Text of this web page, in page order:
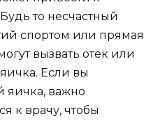
то несчастный
спортом или прямая
вызвать отек или
Если вы
яичка, важно
к врачу, чтобы